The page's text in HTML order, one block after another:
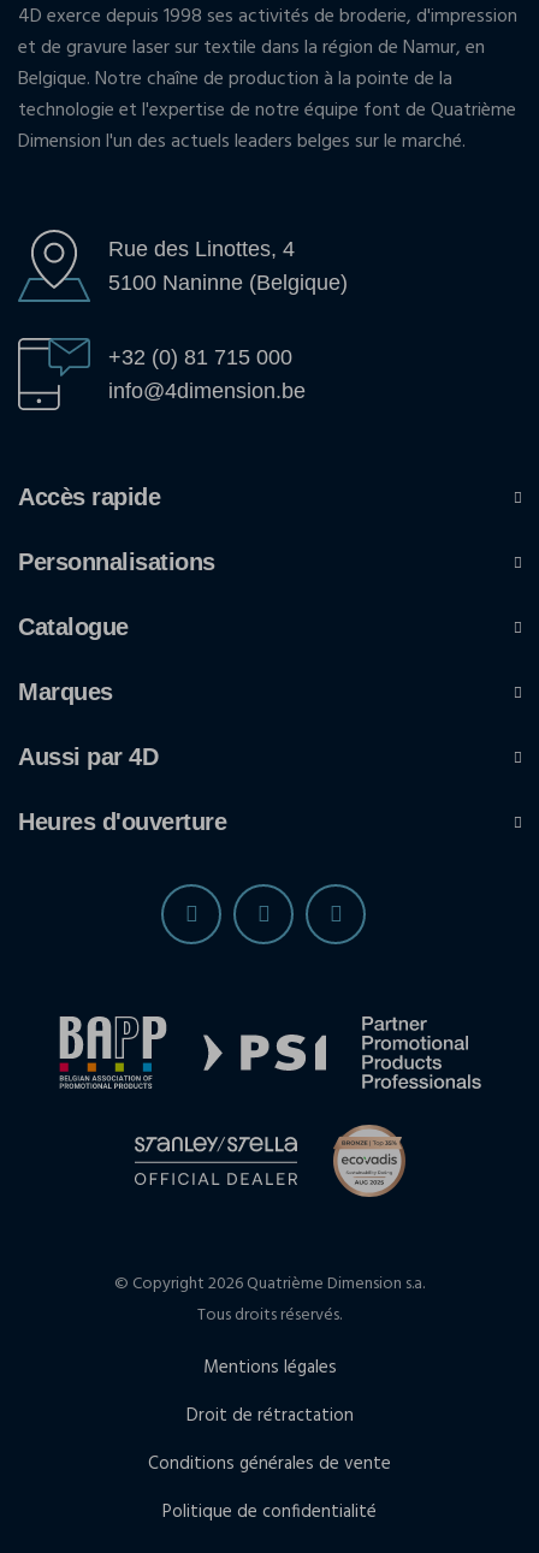
4D exerce depuis 1998 ses activités de broderie, d'impression
et de gravure laser sur textile dans la région de Namur, en
Belgique. Notre chaîne de production à la pointe de la
technologie et l'expertise de notre équipe font de Quatrième
Dimension l'un des actuels leaders belges sur le marché.
Rue des Linottes, 4
5100 Naninne (Belgique)
+32 (0) 81 715 000
info@4dimension.be
Accès rapide
Personnalisations
Catalogue
Marques
Aussi par 4D
Heures d'ouverture
© Copyright 2026 Quatrième Dimension s.a.
Tous droits réservés.
Mentions légales
Droit de rétractation
Conditions générales de vente
Politique de confidentialité